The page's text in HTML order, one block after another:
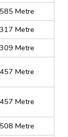
585 Metre
317 Metre
309 Metre
457 Metre
457 Metre
508 Metre